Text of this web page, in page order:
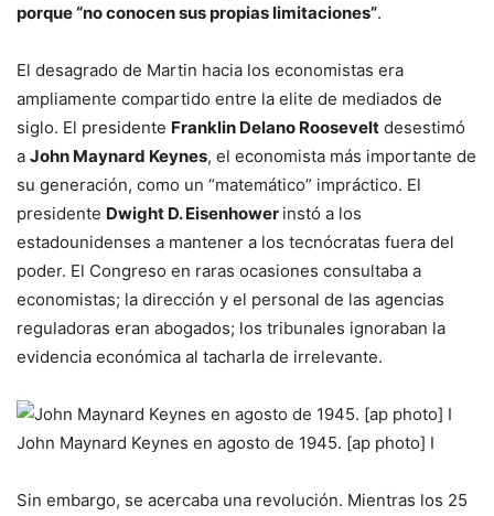
porque “no conocen sus propias limitaciones”.
El desagrado de Martin hacia los economistas era
ampliamente compartido entre la elite de mediados de
siglo. El presidente Franklin Delano Roosevelt de­sestimó
a John Maynard Keynes, el economista más importante de
su generación, como un “matemático” impráctico. El
presidente Dwight D. Eisenhower instó a los
estadounidenses a mantener a los tecnócratas fuera del
poder. El Congreso en raras ocasiones consultaba a
economistas; la dirección y el personal de las agencias
reguladoras eran abogados; los tribunales ignoraban la
evidencia económica al tacharla de irrelevante.
John Maynard Keynes en agosto de 1945. [ap photo] I
Sin embargo, se acercaba una revolución. Mientras los 25